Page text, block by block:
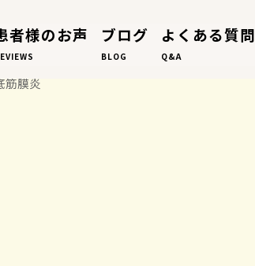
者様のお声 ブログ
BLOG
よくある質問
Q&A
筋膜炎